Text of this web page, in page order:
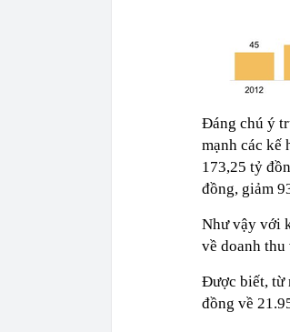
Đáng chú ý
mạnh các kế
173,25 tỷ
đồng, giảm
Như vậy với
về doanh
Được biết, từ
đồng về